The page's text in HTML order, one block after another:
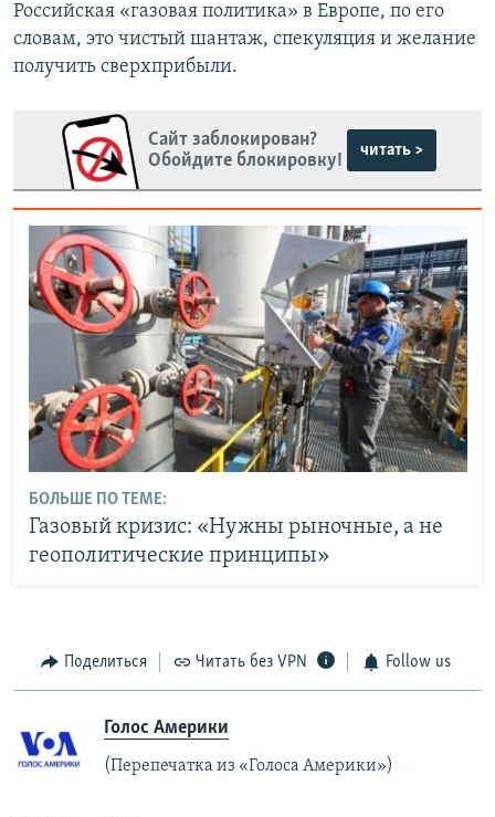
Российская «газовая политика» в Европе, по его
словам, это чистый шантаж, спекуляция и желание
получить сверхприбыли.
Сайт заблокирован?
Обойдите блокировку!
читать >
БОЛЬШЕ ПО ТЕМЕ:
Газовый кризис: «Нужны рыночные, а не
геополитические принципы»
Поделиться Читать без VPN Follow us
Голос Америки
(Перепечатка из «Голоса Америки»)